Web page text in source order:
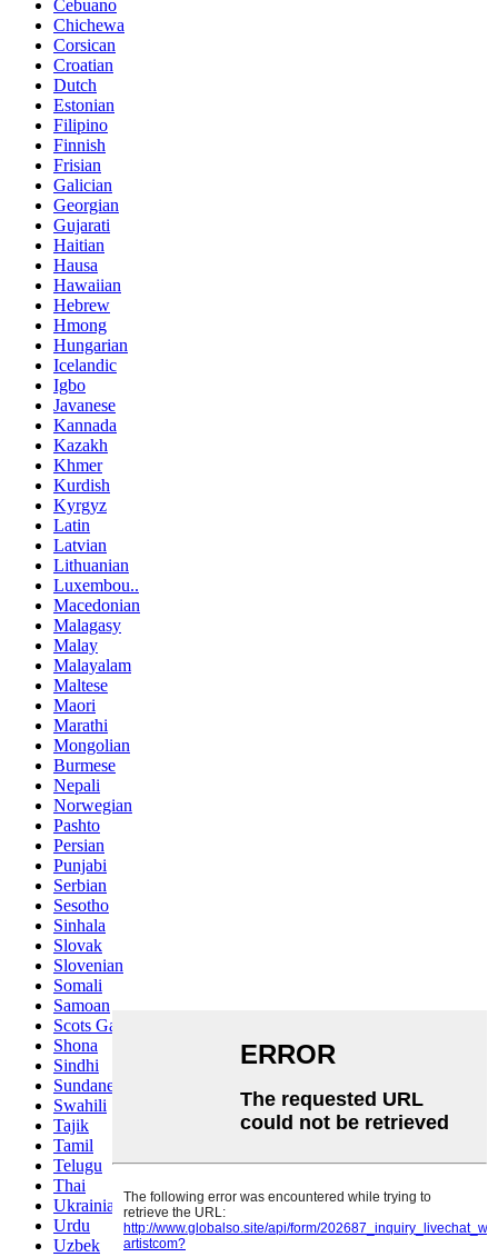
Cebuano
Chichewa
Corsican
Croatian
Dutch
Estonian
Filipino
Finnish
Frisian
Galician
Georgian
Gujarati
Haitian
Hausa
Hawaiian
Hebrew
Hmong
Hungarian
Icelandic
Igbo
Javanese
Kannada
Kazakh
Khmer
Kurdish
Kyrgyz
Latin
Latvian
Lithuanian
Luxembou..
Macedonian
Malagasy
Malay
Malayalam
Maltese
Maori
Marathi
Mongolian
Burmese
Nepali
Norwegian
Pashto
Persian
Punjabi
Serbian
Sesotho
Sinhala
Slovak
Slovenian
Somali
Samoan
Scots Gaelic
Shona
Sindhi
Sundanese
Swahili
Tajik
Tamil
Telugu
Thai
Ukrainian
Urdu
Uzbek